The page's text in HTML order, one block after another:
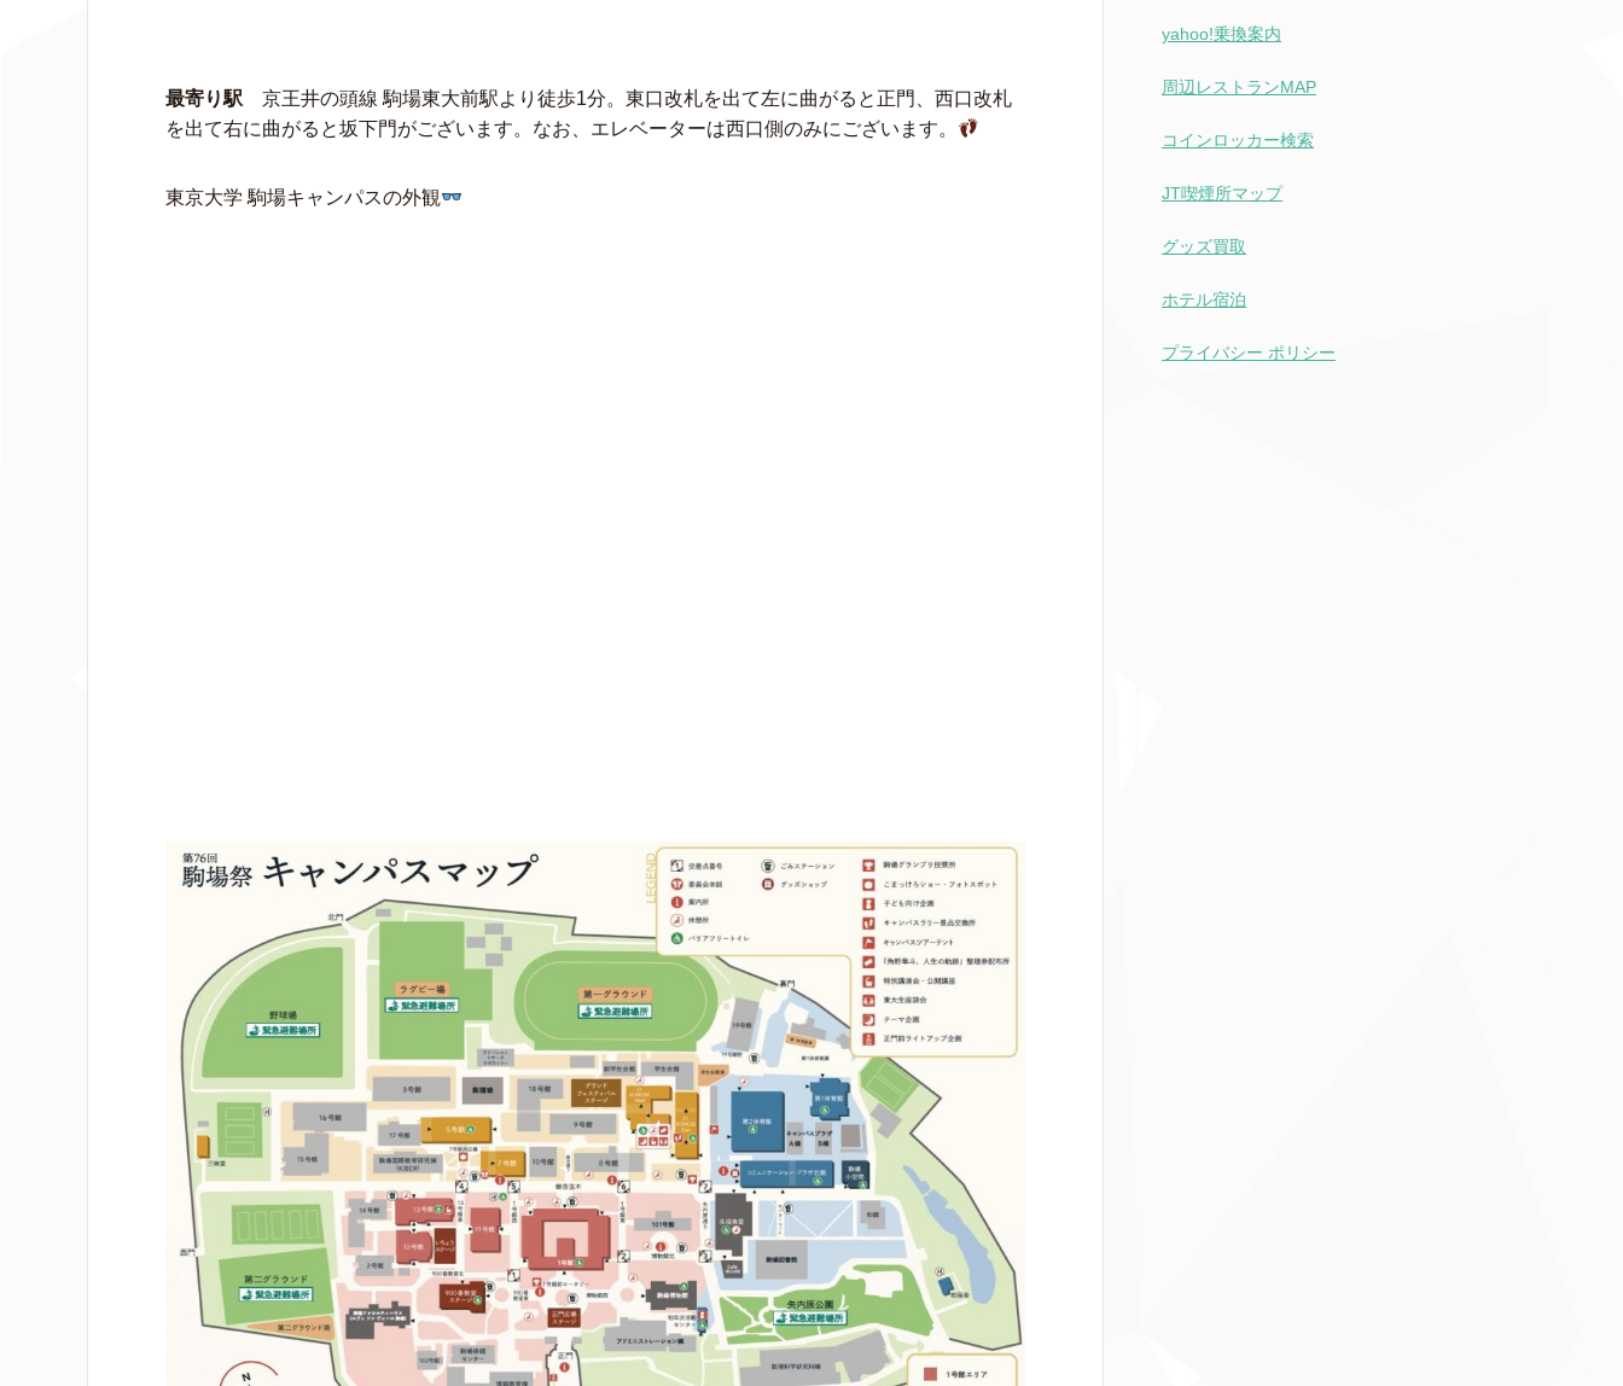
最寄り駅 京王井の頭線 駒場東大前駅より徒歩1分。東口改札を出て左に曲がると正門、西口改札
を出て右に曲がると坂下門がございます。なお、エレベーターは西口側のみにございます。
東京大学 駒場キャンパスの外観
yahoo!乗換案内
周辺レストランMAP
コインロッカー検索
JT喫煙所マップ
グッズ買取
ホテル宿泊
プライバシー ポリシー